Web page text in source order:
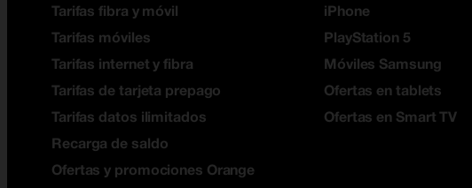
Tarifas fibra y móvil
Tarifas móviles
Tarifas internet y fibra
Tarifas de tarjeta prepago
Tarifas datos ilimitados
Recarga de saldo
Ofertas y promociones Orange
iPhone
PlayStation 5
Móviles Samsung
Ofertas en tablets
Ofertas en Smart TV